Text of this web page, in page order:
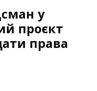
у
проєкт
права